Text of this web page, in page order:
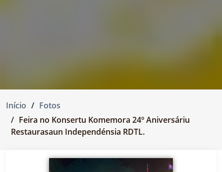
Início
Fotos
Feira no Konsertu Komemora 24º Aniversáriu
Restaurasaun Independénsia RDTL.